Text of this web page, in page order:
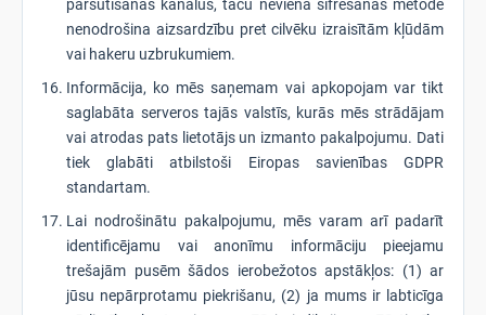
pārsūtīšanas kanālus, taču neviena šifrēšanas metode
nenodrošina aizsardzību pret cilvēku izraisītām kļūdām
vai hakeru uzbrukumiem.
Informācija, ko mēs saņemam vai apkopojam var tikt
saglabāta serveros tajās valstīs, kurās mēs strādājam
vai atrodas pats lietotājs un izmanto pakalpojumu. Dati
tiek glabāti atbilstoši Eiropas savienības GDPR
standartam.
Lai nodrošinātu pakalpojumu, mēs varam arī padarīt
identificējamu vai anonīmu informāciju pieejamu
trešajām pusēm šādos ierobežotos apstākļos: (1) ar
jūsu nepārprotamu piekrišanu, (2) ja mums ir labticīga